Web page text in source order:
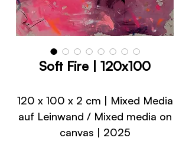
Soft Fire | 120x100
120 x 100 x 2 cm | Mixed Media
auf Leinwand / Mixed media on
canvas | 2025